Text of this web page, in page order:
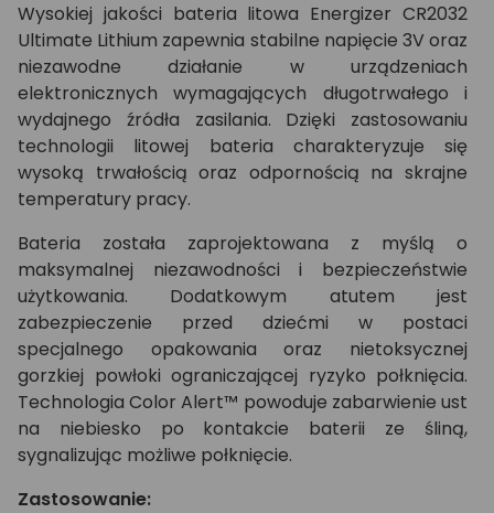
Wysokiej jakości bateria litowa Energizer CR2032
Ultimate Lithium zapewnia stabilne napięcie 3V oraz
niezawodne działanie w urządzeniach
elektronicznych wymagających długotrwałego i
wydajnego źródła zasilania. Dzięki zastosowaniu
technologii litowej bateria charakteryzuje się
wysoką trwałością oraz odpornością na skrajne
temperatury pracy.
Bateria została zaprojektowana z myślą o
maksymalnej niezawodności i bezpieczeństwie
użytkowania. Dodatkowym atutem jest
zabezpieczenie przed dziećmi w postaci
specjalnego opakowania oraz nietoksycznej
gorzkiej powłoki ograniczającej ryzyko połknięcia.
Technologia Color Alert™ powoduje zabarwienie ust
na niebiesko po kontakcie baterii ze śliną,
sygnalizując możliwe połknięcie.
Zastosowanie: